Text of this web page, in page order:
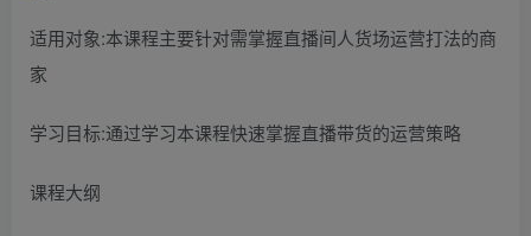
适用对象:本课程主要针对需掌握直播间人货场运营打法的商
家
学习目标:通过学习本课程快速掌握直播带货的运营策略
课程大纲